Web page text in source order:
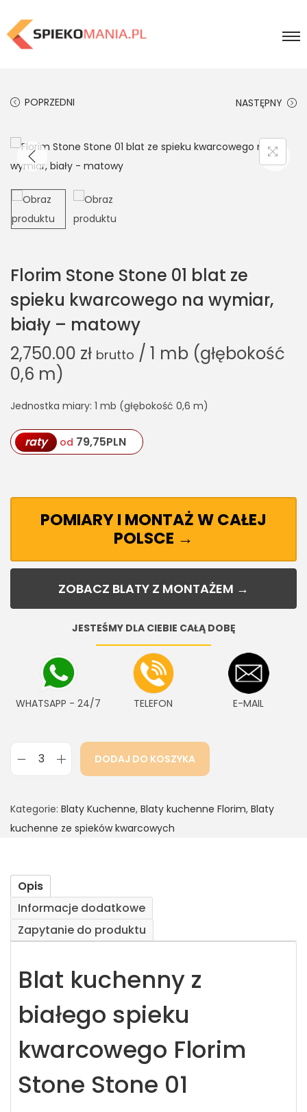
POPRZEDNI NASTĘPNY
Florim Stone Stone 01 blat ze
spieku kwarcowego na wymiar,
biały – matowy
2,750.00 zł brutto / 1 mb (głębokość
0,6 m)
Jednostka miary: 1 mb (głębokość 0,6 m)
raty od 79,75PLN
POMIARY I MONTAŻ W CAŁEJ
POLSCE →
ZOBACZ BLATY Z MONTAŻEM →
JESTEŚMY DLA CIEBIE CAŁĄ DOBĘ
WHATSAPP - 24/7 TELEFON E-MAIL
DODAJ DO KOSZYKA
Kategorie: Blaty Kuchenne, Blaty kuchenne Florim, Blaty
kuchenne ze spieków kwarcowych
Opis
Informacje dodatkowe
Zapytanie do produktu
Blat kuchenny z
białego spieku
kwarcowego Florim
Stone Stone 01